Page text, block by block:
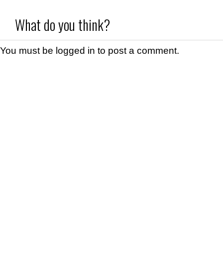
What do you think?
You must be logged in to post a comment.